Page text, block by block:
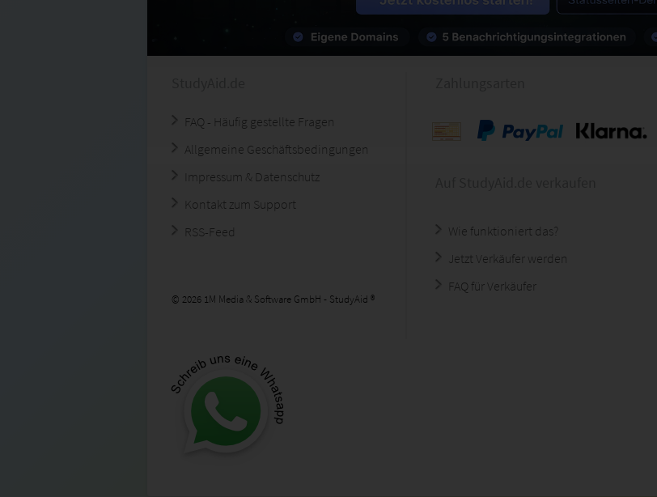
FAQ - Häufig gestellte Fragen
Allgemeine Geschäftsbedingungen
Impressum & Datenschutz
Kontakt zum Support
RSS-Feed
© 2026 1M Media & Software GmbH - StudyAid ®
Wie funktioniert das?
Jetzt Verkäufer werden
FAQ für Verkäufer